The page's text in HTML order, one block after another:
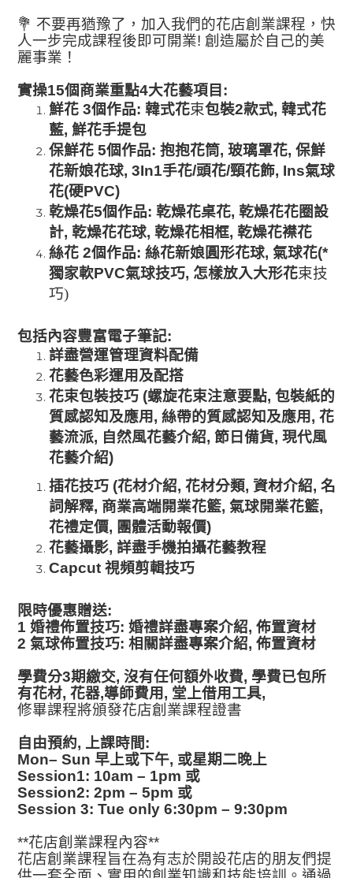
💐 不要再猶豫了，加入我們的花店創業課程，快
人一步完成課程後即可開業! 創造屬於自己的美
麗事業！
實操15個商業重點4大花藝項目 :
鮮花 3個作品: 韓式花束包裝2款式, 韓式花
藍, 鮮花手提包
保鮮花 5個作品: 抱抱花筒, 玻璃罩花, 保鮮
花新娘花球, 3In1手花/頭花/頸花飾, Ins氣球
花(硬PVC)
乾燥花5個作品: 乾燥花桌花, 乾燥花花圈設
計, 乾燥花花球, 乾燥花相框, 乾燥花襟花
絲花 2個作品: 絲花新娘圓形花球, 氣球花(*
獨家軟PVC氣球技巧, 怎樣放入大形花束技
巧)
包括內容豐富電子筆記:
詳盡營運管理資料配備
花藝色彩運用及配搭
花束包裝技巧 (螺旋花束注意要點, 包裝紙的
質感認知及應用, 絲帶的質感認知及應用, 花
藝流派, 自然風花藝介紹, 節日備貨, 現代風
花藝介紹)
插花技巧 (花材介紹, 花材分類, 資材介紹, 名
詞解釋, 商業高端開業花籃, 氣球開業花籃,
花禮定價, 團體活動報價)
花藝攝影, 詳盡手機拍攝花藝教程
Capcut 視頻剪輯技巧
限時優惠贈送:
1 婚禮佈置技巧: 婚禮詳盡專案介紹, 佈置資材
2 氣球佈置技巧: 相關詳盡專案介紹, 佈置資材
學費分3期繳交, 沒有任何額外收費, 學費已包所
有花材, 花器,導師費用, 堂上借用工具,
修畢課程將頒發花店創業課程證書
自由預約, 上課時間:
Mon– Sun 早上或下午, 或星期二晚上
Session1: 10am – 1pm 或
Session2: 2pm – 5pm 或
Session 3: Tue only 6:30pm – 9:30pm
**花店創業課程內容**
花店創業課程旨在為有志於開設花店的朋友們提